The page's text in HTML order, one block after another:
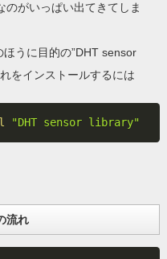
のがいっぱい出てきてしま
ほうに目的の”DHT sensor
をインストールするには
"DHT sensor library"
流れ